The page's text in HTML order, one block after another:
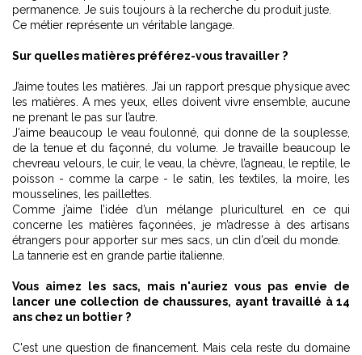
permanence. Je suis toujours à la recherche du produit juste.
Ce métier représente un véritable langage.
Sur quelles matières préférez-vous travailler ?
J’aime toutes les matières. J’ai un rapport presque physique avec
les matières. A mes yeux, elles doivent vivre ensemble, aucune
ne prenant le pas sur l’autre.
J'aime beaucoup le veau foulonné, qui donne de la souplesse,
de la tenue et du façonné, du volume. Je travaille beaucoup le
chevreau velours, le cuir, le veau, la chèvre, l’agneau, le reptile, le
poisson - comme la carpe - le satin, les textiles, la moire, les
mousselines, les paillettes.
Comme j’aime l’idée d’un mélange pluriculturel en ce qui
concerne les matières façonnées, je m’adresse à des artisans
étrangers pour apporter sur mes sacs, un clin d’œil du monde.
La tannerie est en grande partie italienne.
Vous aimez les sacs, mais n'auriez vous pas envie de
lancer une collection de chaussures, ayant travaillé à 14
ans chez un bottier ?
C'est une question de financement. Mais cela reste du domaine